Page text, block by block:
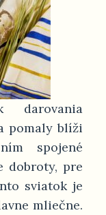
darovania
pomaly blíži
spojené
dobroty, pre
sviatok je
mliečne.